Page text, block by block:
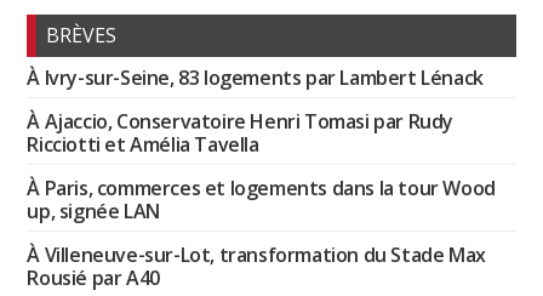
BRÈVES
À Ivry-sur-Seine, 83 logements par Lambert Lénack
À Ajaccio, Conservatoire Henri Tomasi par Rudy
Ricciotti et Amélia Tavella
À Paris, commerces et logements dans la tour Wood
up, signée LAN
À Villeneuve-sur-Lot, transformation du Stade Max
Rousié par A40